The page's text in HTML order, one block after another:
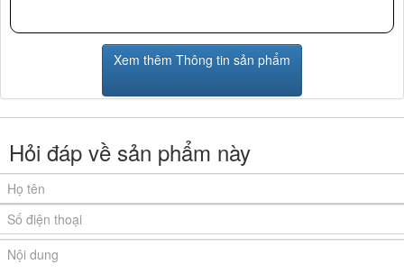
Xem thêm Thông tin sản phẩm
Hỏi đáp về sản phẩm này